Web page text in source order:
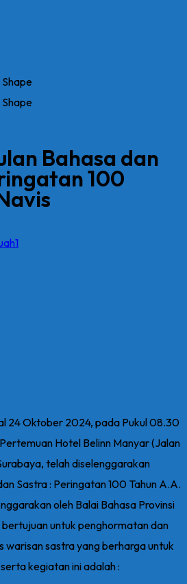
Bahasa dan
100
24 Oktober 2024, pada Pukul 08.30
Hotel Belinn Manyar (Jalan
telah diselenggarakan
Sastra : Peringatan 100 Tahun A.A.
oleh Balai Bahasa Provinsi
untuk penghormatan dan
warisan sastra yang berharga untuk
kegiatan ini adalah :